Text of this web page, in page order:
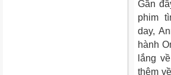
Gần
phim
day,
hành
lắng
thêm